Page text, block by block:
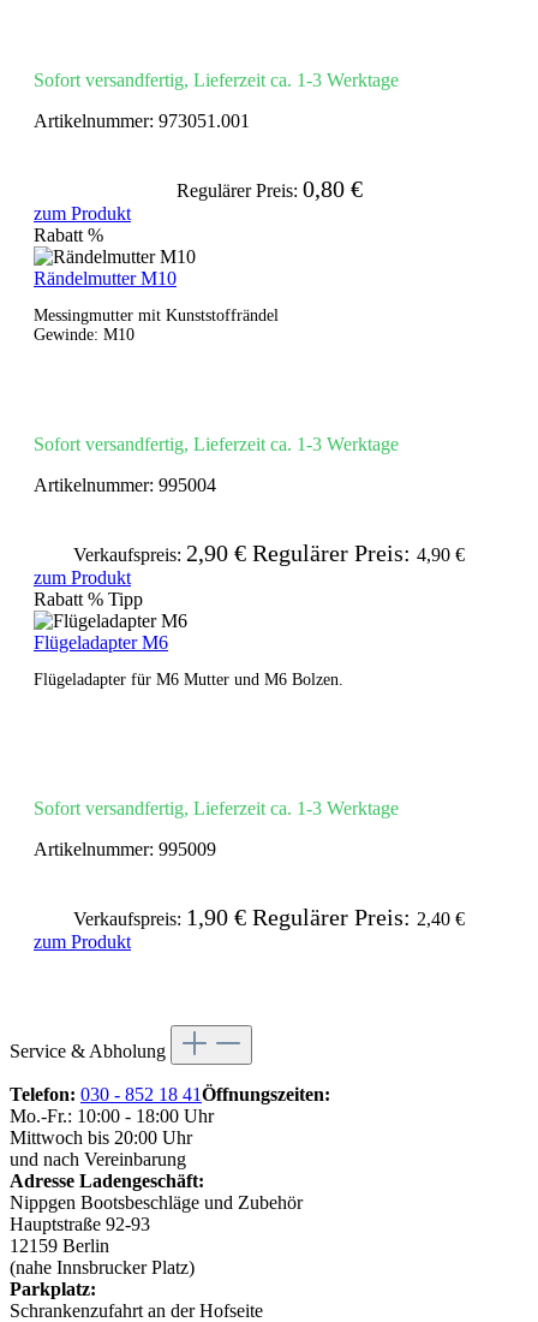
Sofort versandfertig, Lieferzeit ca. 1-3 Werktage
Artikelnummer: 973051.001
Regulärer Preis: 0,80 €
zum Produkt
Rabatt %
Rändelmutter M10
Messingmutter mit Kunststoffrändel
Gewinde: M10
Sofort versandfertig, Lieferzeit ca. 1-3 Werktage
Artikelnummer: 995004
Verkaufspreis: 2,90 € Regulärer Preis: 4,90 €
zum Produkt
Rabatt % Tipp
Flügeladapter M6
Flügeladapter für M6 Mutter und M6 Bolzen.
Sofort versandfertig, Lieferzeit ca. 1-3 Werktage
Artikelnummer: 995009
Verkaufspreis: 1,90 € Regulärer Preis: 2,40 €
zum Produkt
Service & Abholung
Telefon: 030 - 852 18 41Öffnungszeiten:
Mo.-Fr.: 10:00 - 18:00 Uhr
Mittwoch bis 20:00 Uhr
und nach Vereinbarung
Adresse Ladengeschäft:
Nippgen Bootsbeschläge und Zubehör
Hauptstraße 92-93
12159 Berlin
(nahe Innsbrucker Platz)
Parkplatz:
Schrankenzufahrt an der Hofseite